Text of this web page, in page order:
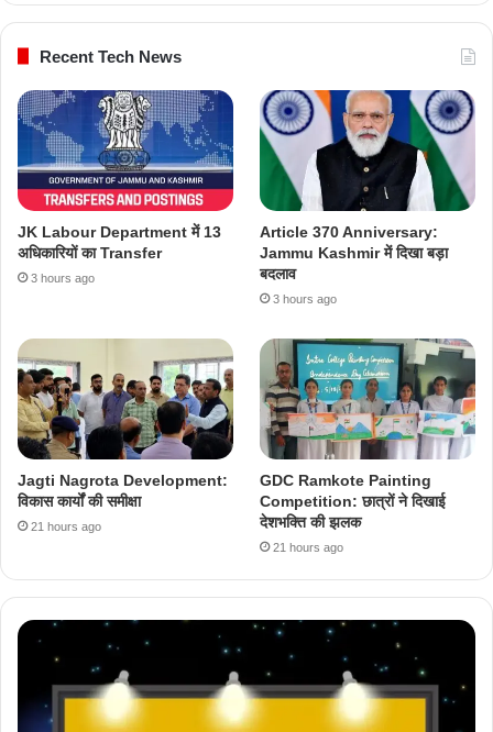
Recent Tech News
JK Labour Department में 13
अधिकारियों का Transfer
3 hours ago
Article 370 Anniversary:
Jammu Kashmir में दिखा बड़ा
बदलाव
3 hours ago
Jagti Nagrota Development:
विकास कार्यों की समीक्षा
21 hours ago
GDC Ramkote Painting
Competition: छात्रों ने दिखाई
देशभक्ति की झलक
21 hours ago